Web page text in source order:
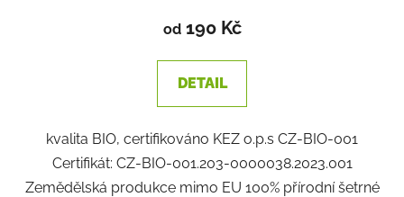
od190 Kč
DETAIL
kvalita BIO, certifikováno KEZ o.p.s CZ-BIO-001
Certifikát: CZ-BIO-001.203-0000038.2023.001
Zemědělská produkce mimo EU 100% přírodní šetrné